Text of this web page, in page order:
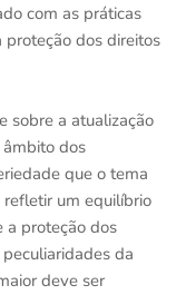
com as práticas
dos direitos
sobre a atualização
dos
que o tema
um equilíbrio
a proteção dos
da
deve ser